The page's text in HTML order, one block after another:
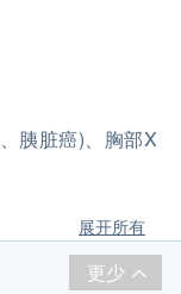
胰脏癌)、胸部X
展开所有
更少